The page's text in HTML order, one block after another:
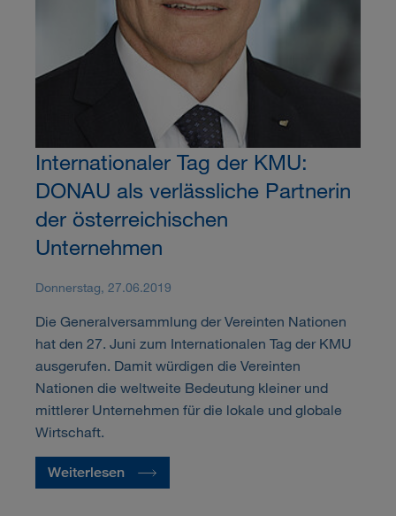
Internationaler Tag der KMU:
DONAU als verlässliche Partnerin
der österreichischen
Unternehmen
Donnerstag, 27.06.2019
Die Generalversammlung der Vereinten Nationen
hat den 27. Juni zum Internationalen Tag der KMU
ausgerufen. Damit würdigen die Vereinten
Nationen die weltweite Bedeutung kleiner und
mittlerer Unternehmen für die lokale und globale
Wirtschaft.
Weiterlesen